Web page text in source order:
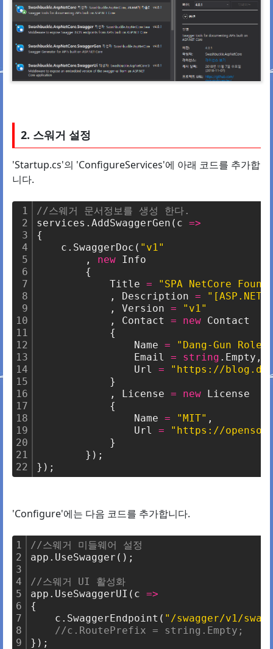
2. 스워거 설정
'Startup.cs'의 'ConfigureServices'에 아래 코드를 추가합
니다.
1
2
3
4
5
6
7
8
9
10
11
12
13
14
15
16
17
18
19
20
21
22
//스웨거 문서정보를 생성 한다.
services.AddSwaggerGen(c =>
{
c.SwaggerDoc( "v1"
, new Info
{
Title =
"SPA NetCore
, Description =
"[ASP.NET
, Version =
"v1"
, Contact = new Contact
{
Name =
"Dang-Gun
Email = string .Empty,
Url =
"https://
}
, License = new License
{
Name = "MIT" ,
Url =
"https://
}
});
});
'Configure'에는 다음 코드를 추가합니다.
1
2
3
4
5
6
7
8
9
//스웨거 미들웨어 설정
app.UseSwagger();
//스웨거 UI 활성화
app.UseSwaggerUI(c =>
{
c.SwaggerEndpoint( "/swagger/v1/
//c.RoutePrefix = string.Empty;
});